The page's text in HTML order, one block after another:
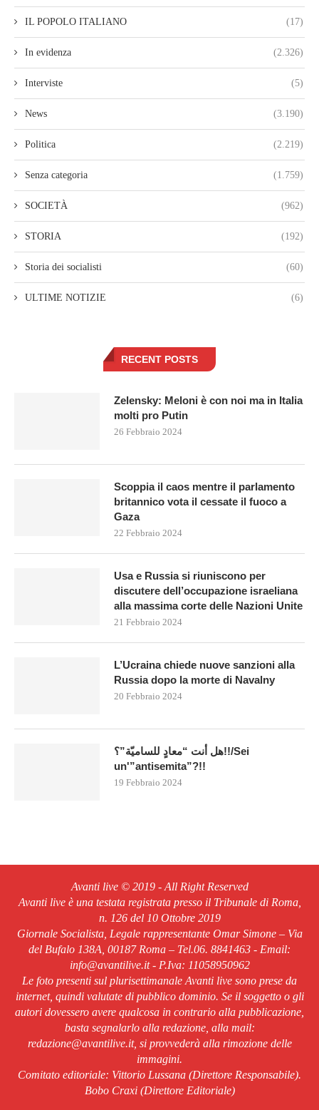
IL POPOLO ITALIANO (17)
In evidenza (2.326)
Interviste (5)
News (3.190)
Politica (2.219)
Senza categoria (1.759)
SOCIETÀ (962)
STORIA (192)
Storia dei socialisti (60)
ULTIME NOTIZIE (6)
RECENT POSTS
Zelensky: Meloni è con noi ma in Italia
molti pro Putin
26 Febbraio 2024
Scoppia il caos mentre il parlamento
britannico vota il cessate il fuoco a
Gaza
22 Febbraio 2024
Usa e Russia si riuniscono per
discutere dell’occupazione israeliana
alla massima corte delle Nazioni Unite
21 Febbraio 2024
L’Ucraina chiede nuove sanzioni alla
Russia dopo la morte di Navalny
20 Febbraio 2024
هل أنت “معادٍ للساميّة”؟!!/Sei
un'”antisemita”?!!
19 Febbraio 2024
Avanti live © 2019 - All Right Reserved
Avanti live è una testata registrata presso il Tribunale di Roma,
n. 126 del 10 Ottobre 2019
Giornale Socialista, Legale rappresentante Omar Simone – Via
del Bufalo 138A, 00187 Roma – Tel.06. 8841463 - Email:
info@avantilive.it - P.Iva: 11058950962
Le foto presenti sul plurisettimanale Avanti live sono prese da
internet, quindi valutate di pubblico dominio. Se il soggetto o gli
autori dovessero avere qualcosa in contrario alla pubblicazione,
basta segnalarlo alla redazione, alla mail:
redazione@avantilive.it, si provvederà alla rimozione delle
immagini.
Comitato editoriale: Vittorio Lussana (Direttore Responsabile).
Bobo Craxi (Direttore Editoriale)